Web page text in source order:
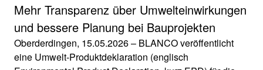
Mehr Transparenz über Umwelteinwirkungen
und bessere Planung bei Bauprojekten
Oberderdingen, 15.05.2026 – BLANCO veröffentlicht
eine Umwelt-Produktdeklaration (englisch